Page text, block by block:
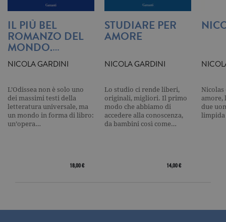
IL PIÙ BEL
ROMANZO DEL
MONDO.…
NICOLA GARDINI
L’Odissea non è solo uno
dei massimi testi della
letteratura universale, ma
un mondo in forma di libro:
un’opera…
18,00 €
STUDIARE PER
AMORE
NICOLA GARDINI
Lo studio ci rende liberi,
originali, migliori. Il primo
modo che abbiamo di
accedere alla conoscenza,
da bambini così come…
14,00 €
amore,
due
tecnici e dunque non necessitano del
consenso.
Dominio Scadenza
Descrizione
Analytics.
valore
per ogni
visitata e
utilizzato
contare e
traccia delle